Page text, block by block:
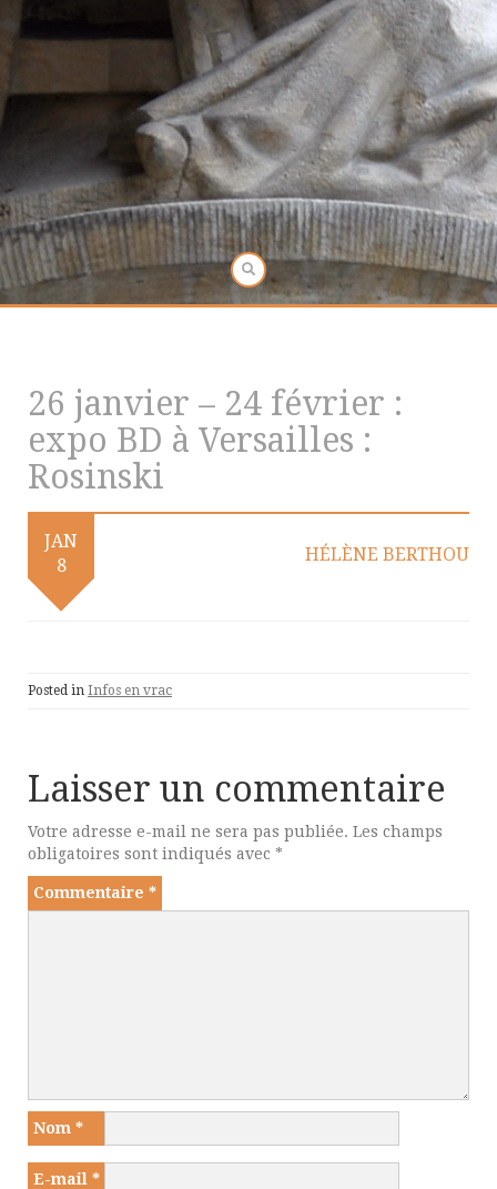
26 janvier – 24 février :
expo BD à Versailles :
Rosinski
JAN
8
HÉLÈNE BERTHOU
Posted in Infos en vrac
Laisser un commentaire
Votre adresse e-mail ne sera pas publiée. Les champs
obligatoires sont indiqués avec *
Commentaire *
Nom *
E-mail *